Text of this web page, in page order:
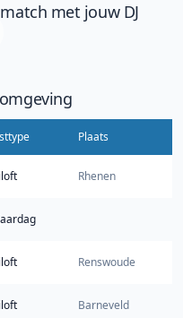
met jouw DJ
Plaats
Rhenen
Renswoude
Barneveld